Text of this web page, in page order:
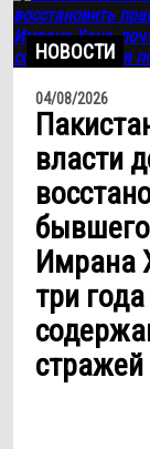
НОВОСТИ
04/08/2026
власти
Имрана
три года
стражей